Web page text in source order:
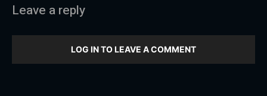
Leave a reply
LOG IN TO LEAVE A COMMENT